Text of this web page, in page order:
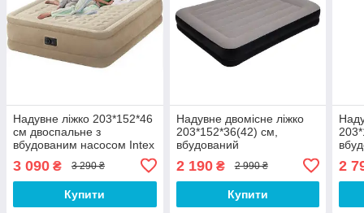
Надувне ліжко 203*152*46
см двоспальне з
вбудованим насосом Intex
3 090 ₴ 3 290 ₴
Купити
Надувне двомісне ліжко
203*152*36(42) см,
вбудований
підголовник, до 300 кг
2 190₴ 2 990 ₴
Купити
2